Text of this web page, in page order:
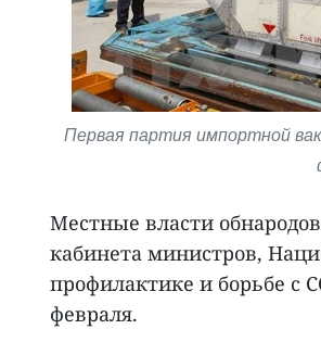
Первая партия импортной
Местные власти
кабинета министров,
профилактике и борьбе с
февраля.